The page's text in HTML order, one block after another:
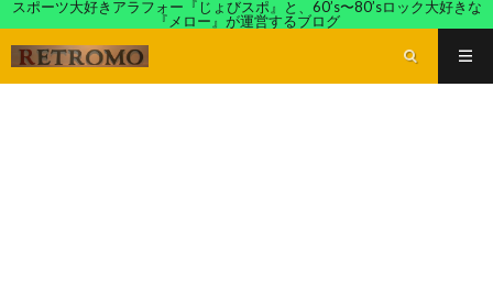
スポーツ大好きアラフォー『じょびスポ』と、60’s〜80’sロック大好きな
『メロー』が運営するブログ